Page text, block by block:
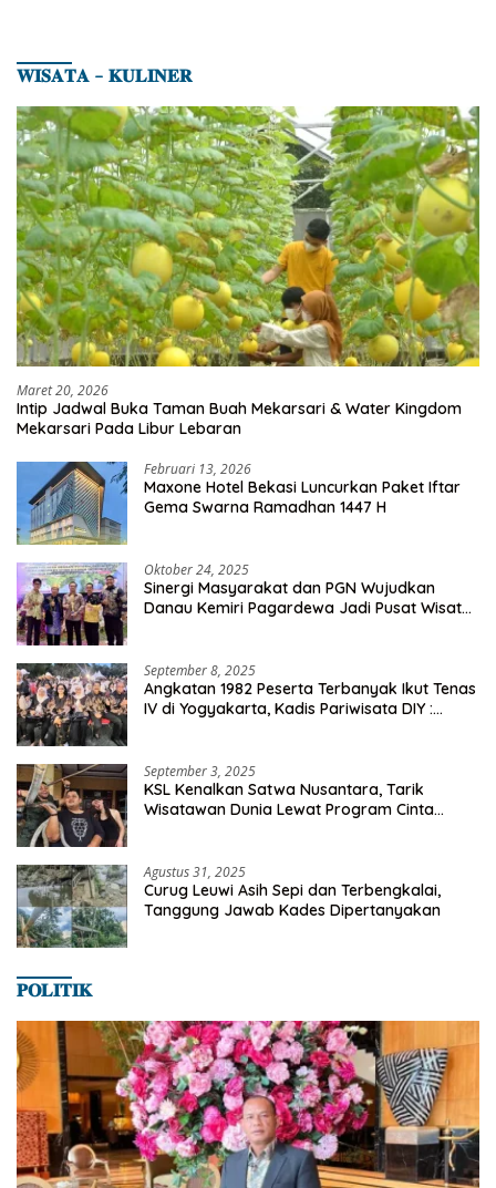
𝐖𝐈𝐒𝐀𝐓𝐀 – 𝐊𝐔𝐋𝐈𝐍𝐄𝐑
Maret 20, 2026
Intip Jadwal Buka Taman Buah Mekarsari & Water Kingdom
Mekarsari Pada Libur Lebaran
Februari 13, 2026
Maxone Hotel Bekasi Luncurkan Paket Iftar
Gema Swarna Ramadhan 1447 H
Oktober 24, 2025
Sinergi Masyarakat dan PGN Wujudkan
Danau Kemiri Pagardewa Jadi Pusat Wisata
September 8, 2025
Angkatan 1982 Peserta Terbanyak Ikut Tenas
IV di Yogyakarta, Kadis Pariwisata DIY :
September 3, 2025
KSL Kenalkan Satwa Nusantara, Tarik
Wisatawan Dunia Lewat Program Cinta
Agustus 31, 2025
Curug Leuwi Asih Sepi dan Terbengkalai,
Tanggung Jawab Kades Dipertanyakan
𝐏𝐎𝐋𝐈𝐓𝐈𝐊